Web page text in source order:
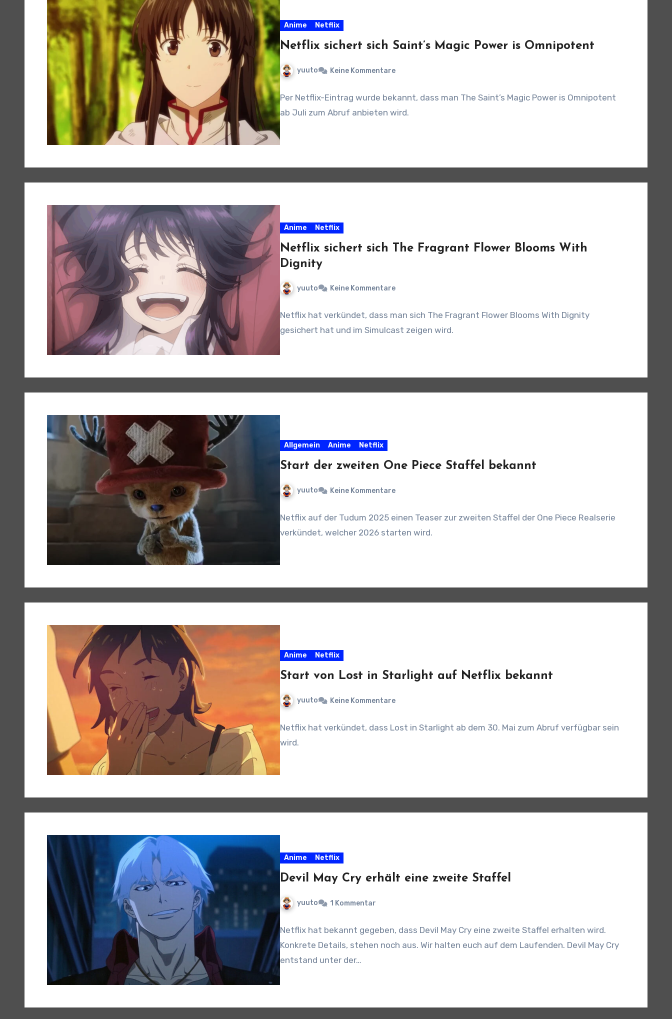
Anime Netflix
Netflix sichert sich Saint’s Magic Power is Omnipotent
yuuto Keine Kommentare
Per Netflix-Eintrag wurde bekannt, dass man The Saint’s Magic Power is Omnipotent
ab Juli zum Abruf anbieten wird.
Anime Netflix
Netflix sichert sich The Fragrant Flower Blooms With
Dignity
yuuto Keine Kommentare
Netflix hat verkündet, dass man sich The Fragrant Flower Blooms With Dignity
gesichert hat und im Simulcast zeigen wird.
Allgemein Anime Netflix
Start der zweiten One Piece Staffel bekannt
yuuto Keine Kommentare
Netflix auf der Tudum 2025 einen Teaser zur zweiten Staffel der One Piece Realserie
verkündet, welcher 2026 starten wird.
Anime Netflix
Start von Lost in Starlight auf Netflix bekannt
yuuto Keine Kommentare
Netflix hat verkündet, dass Lost in Starlight ab dem 30. Mai zum Abruf verfügbar sein
wird.
Anime Netflix
Devil May Cry erhält eine zweite Staffel
yuuto 1 Kommentar
Netflix hat bekannt gegeben, dass Devil May Cry eine zweite Staffel erhalten wird.
Konkrete Details, stehen noch aus. Wir halten euch auf dem Laufenden. Devil May Cry
entstand unter der…